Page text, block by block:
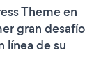
Theme en
gran desafío
línea de su